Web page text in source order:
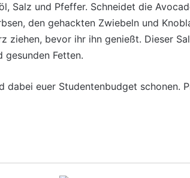
Salz und Pfeffer. Schneidet die
den gehackten Zwiebeln und
ziehen, bevor ihr ihn genießt. Dieser
Fetten.
dabei euer Studentenbudget schonen.